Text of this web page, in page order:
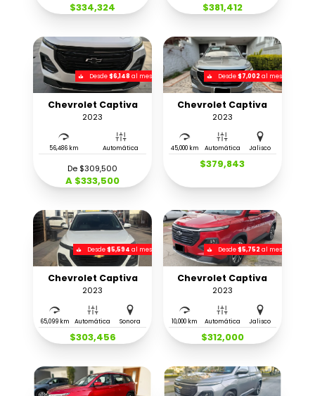
$334,324 $381,412
Desde$6,148 al mes
Chevrolet Captiva
2023
56,486 km Automática
De $309,500
A $333,500
Desde$7,002al mes
Chevrolet Captiva
2023
45,000 km Automática Jalisco
$379,843
Desde$5,594 al mes
Chevrolet Captiva
2023
65,099 km Automática Sonora
$303,456
Desde$5,752al mes
Chevrolet Captiva
2023
10,000 km Automática Jalisco
$312,000